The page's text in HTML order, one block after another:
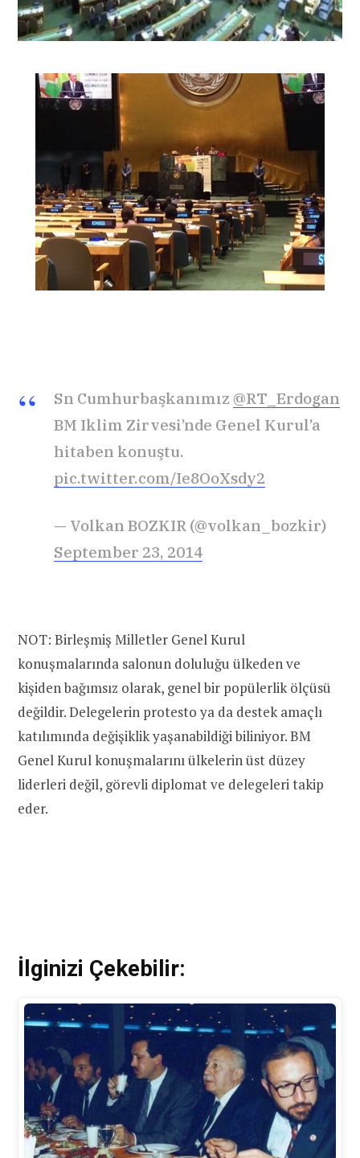
Sn Cumhurbaşkanımız @RT_Erdogan
BM Iklim Zirvesi’nde Genel Kurul’a
hitaben konuştu.
pic.twitter.com/Ie8OoXsdy2
— Volkan BOZKIR (@volkan_bozkir)
September 23, 2014
NOT: Birleşmiş Milletler Genel Kurul
konuşmalarında salonun doluluğu ülkeden ve
kişiden bağımsız olarak, genel bir popülerlik ölçüsü
değildir. Delegelerin protesto ya da destek amaçlı
katılımında değişiklik yaşanabildiği biliniyor. BM
Genel Kurul konuşmalarını ülkelerin üst düzey
liderleri değil, görevli diplomat ve delegeleri takip
eder.
İlginizi Çekebilir: